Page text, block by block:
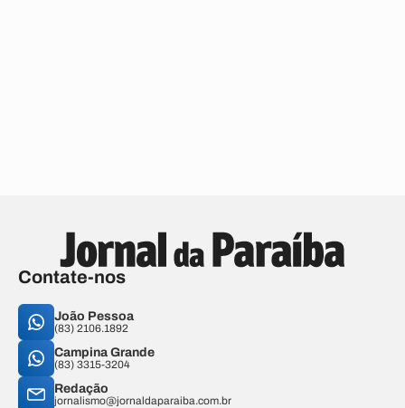
Contate-nos
João Pessoa
(83) 2106.1892
Campina Grande
(83) 3315-3204
Redação
jornalismo@jornaldaparaiba.com.br